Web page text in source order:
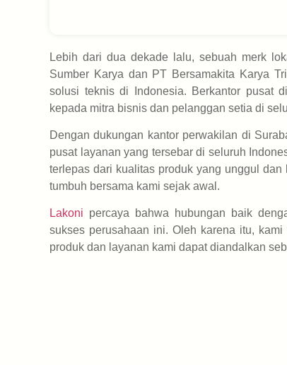
Lebih dari dua dekade lalu, sebuah merk
Sumber Karya dan PT Bersamakita Karya
solusi teknis di Indonesia. Berkantor pusat
kepada mitra bisnis dan pelanggan setia di
Dengan dukungan kantor perwakilan di
pusat layanan yang tersebar di seluruh
terlepas dari kualitas produk yang unggul
tumbuh bersama kami sejak awal.
Lakoni percaya bahwa hubungan baik
sukses perusahaan ini. Oleh karena itu,
produk dan layanan kami dapat diandalkan